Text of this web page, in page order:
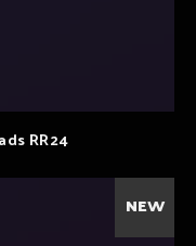
RR24
NEW